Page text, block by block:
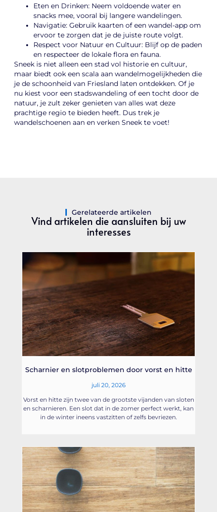
Eten en Drinken: Neem voldoende water en
snacks mee, vooral bij langere wandelingen.
Navigatie: Gebruik kaarten of een wandel-app om
ervoor te zorgen dat je de juiste route volgt.
Respect voor Natuur en Cultuur: Blijf op de paden
en respecteer de lokale flora en fauna.
Sneek is niet alleen een stad vol historie en cultuur,
maar biedt ook een scala aan wandelmogelijkheden die
je de schoonheid van Friesland laten ontdekken. Of je
nu kiest voor een stadswandeling of een tocht door de
natuur, je zult zeker genieten van alles wat deze
prachtige regio te bieden heeft. Dus trek je
wandelschoenen aan en verken Sneek te voet!
Gerelateerde artikelen
Vind artikelen die aansluiten bij uw
interesses
Scharnier en slotproblemen door vorst en hitte
juli 20, 2026
Vorst en hitte zijn twee van de grootste vijanden van sloten
en scharnieren. Een slot dat in de zomer perfect werkt, kan
in de winter ineens vastzitten of zelfs bevriezen.